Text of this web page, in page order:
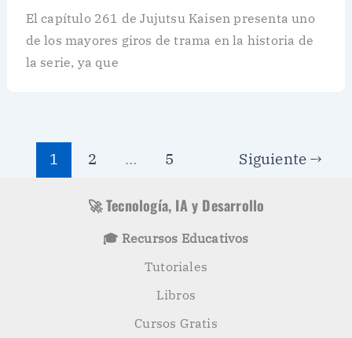
El capítulo 261 de Jujutsu Kaisen presenta uno
de los mayores giros de trama en la historia de
la serie, ya que
1 2 … 5 Siguiente →
🚀 Tecnología, IA y Desarrollo
🎓 Recursos Educativos
Tutoriales
Libros
Cursos Gratis